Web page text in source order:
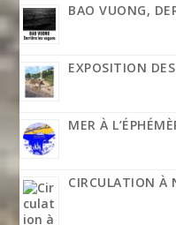
BAO VUONG,
EXPOSITION
MER À
CIRCULATION À